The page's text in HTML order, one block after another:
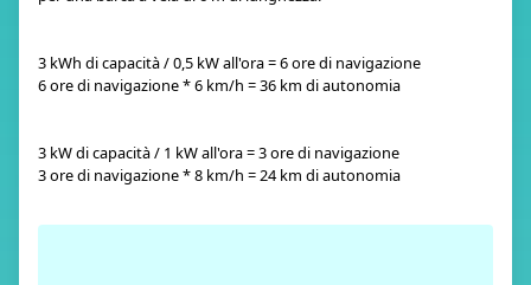
3 kWh di capacità / 0,5 kW all'ora = 6 ore di navigazione
6 ore di navigazione * 6 km/h = 36 km di autonomia
3 kW di capacità / 1 kW all'ora = 3 ore di navigazione
3 ore di navigazione * 8 km/h = 24 km di autonomia